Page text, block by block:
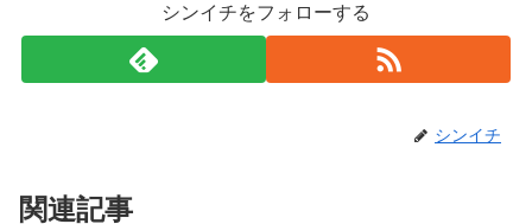
シンイチをフォローする
シンイチ
関連記事